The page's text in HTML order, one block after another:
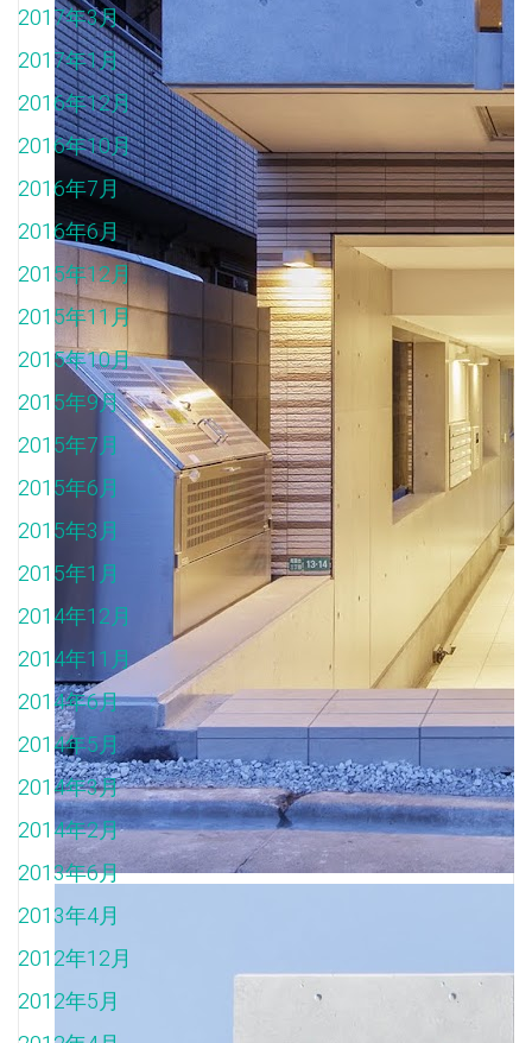
2017年3月
2017年1月
2016年12月
2016年10月
2016年7月
2016年6月
2015年12月
2015年11月
2015年10月
2015年9月
2015年7月
2015年6月
2015年3月
2015年1月
2014年12月
2014年11月
2014年6月
2014年5月
2014年3月
2014年2月
2013年6月
2013年4月
2012年12月
2012年5月